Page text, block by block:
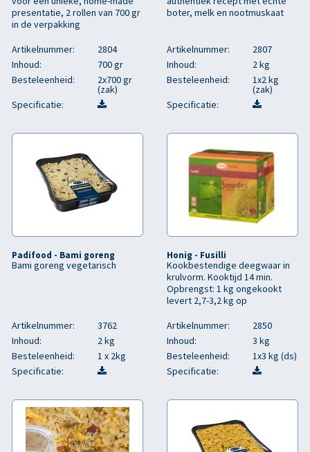
presentatie, 2 rollen van 700 gr
in de verpakking
Artikelnummer:
2804
Inhoud:
700 gr
Besteleenheid:
2x700 gr
(zak)
Specificatie:
boter, melk en nootmuskaat
Artikelnummer:
2807
Inhoud:
2 kg
Besteleenheid:
1x2 kg
(zak)
Specificatie:
Padifood - Bami goreng
Bami goreng vegetarisch
Artikelnummer:
3762
Inhoud:
2 kg
Besteleenheid:
1 x 2kg
Specificatie:
Honig - Fusilli
Kookbestendige deegwaar in
krulvorm. Kooktijd 14 min.
Opbrengst: 1 kg ongekookt
levert 2,7-3,2 kg op
Artikelnummer:
2850
Inhoud:
3 kg
Besteleenheid:
1x3 kg (ds)
Specificatie: